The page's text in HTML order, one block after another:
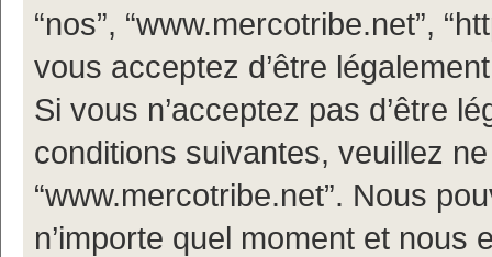
“nos”, “www.mercotribe.net”,
vous acceptez d’être
Si vous n’acceptez pas d’être
conditions suivantes, veuillez
“www.mercotribe.net”. Nous
n’importe quel moment et